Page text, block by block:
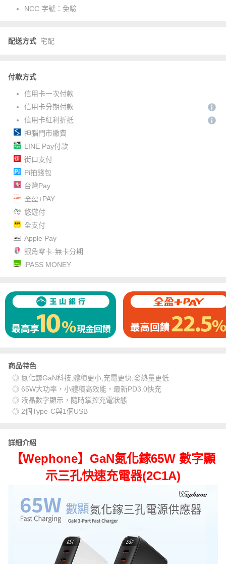
NCC 字號： 免驗
配送方式 宅配
付款方式
信用卡一次付款
信用卡分期付款
信用卡紅利折抵
神腦門市繳費
LINE Pay付款
街口支付
Pi拍錢包
台灣Pay
全盈+PAY
悠遊付
全支付
Apple Pay
銀角零卡-無卡分期
iPASS MONEY
商品特色
◎ 氮化鎵GaN科技,體積更小,充電更快,發熱量更低
◎ 65W大功率，小體積高效能，最新PD3.0快充
◎ 液晶數字顯示，隨時掌控充電狀態
◎ 2個Type-C與1個USB
詳細介紹
【Wephone】GaN氮化鎵65W 數字顯
示三孔快速充電器(2C1A)